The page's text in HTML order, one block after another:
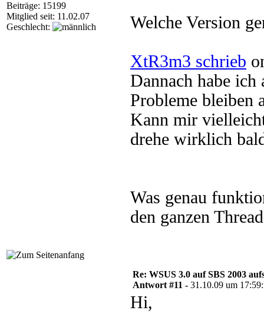
Beiträge: 15199
Mitglied seit: 11.02.07
Geschlecht:
Welche Version
XtR3m3 schrieb
Dannach habe
Probleme bleiben
Kann mir
drehe wirklich
Was genau
den ganzen
Re: WSUS 3.0 auf SBS 2003
Antwort #11 - 31.10.09 um
Hi,